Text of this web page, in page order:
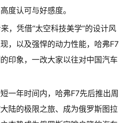
度认可与好感度。
，凭借“太空科技美学”的设计风
，以及强悍的动力性能，哈弗F7
印象，一改大家以往对中国汽车
一年时间内，哈弗F7先后推出周
陆的极限之旅、成为俄罗斯图拉